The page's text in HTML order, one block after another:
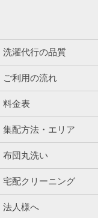
洗濯代行の品質
ご利用の流れ
料金表
集配方法・エリア
布団丸洗い
宅配クリーニング
法人様へ